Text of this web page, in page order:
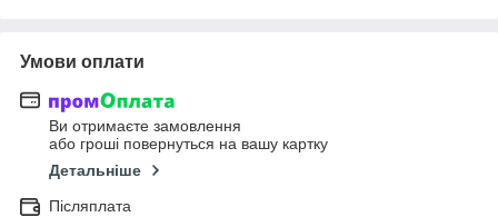
Умови оплати
Ви отримаєте замовлення
або гроші повернуться на вашу картку
Детальніше
Післяплата